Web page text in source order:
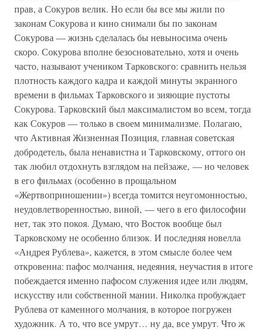
прав, а Сокуров велик. Но если бы все мы жили по
законам Сокурова и кино снимали бы по законам
Сокурова — жизнь сделалась бы невыносима очень
скоро. Сокурова вполне безосновательно, хотя и очень
часто, называют учеником Тарковского: сравнить нельзя
плотность каждого кадра и каждой минуты экранного
времени в фильмах Тарковского и зияющие пустоты
Сокурова. Тарковский был максималистом во всем, тогда
как Сокуров — только в своем минимализме. Полагаю,
что Активная Жизненная Позиция, главная советская
добродетель, была ненавистна и Тарковскому, оттого он
так любил отдохнуть взглядом на пейзаже, — но человек
в его фильмах (особенно в прощальном
«Жертвоприношении») всегда томится неугомонностью,
неудовлетворенностью, виной, — чего в его философии
нет, так это покоя. Думаю, что Восток вообще был
Тарковскому не особенно близок. И последняя новелла
«Андрея Рублева», кажется, в этом смысле более чем
откровенна: пафос молчания, недеяния, неучастия в итоге
побеждается именно пафосом служения идее или людям,
искусству или собственной мании. Николка пробуждает
Рублева от каменного молчания, в которое погружен
художник. А то, что все умрут… ну да, все умрут. Что ж